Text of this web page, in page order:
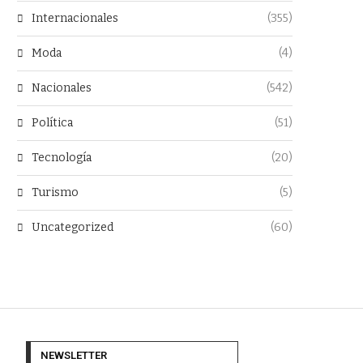
Internacionales (355)
Moda (4)
Nacionales (542)
Política (51)
Tecnología (20)
Turismo (5)
Uncategorized (60)
NEWSLETTER